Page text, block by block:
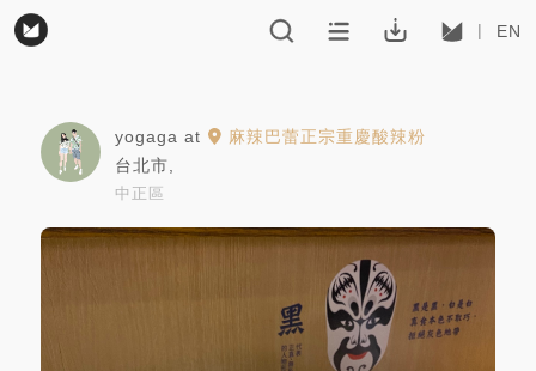
EN
yogaga at
麻辣巴蕾正宗重慶酸辣粉
台北市
中正區